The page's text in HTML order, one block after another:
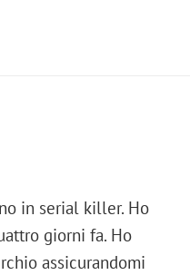
in serial killer. Ho
giorni fa. Ho
assicurandomi